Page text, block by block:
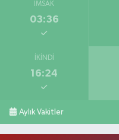
İMSAK
03:36
İKINDI
16:24
Aylık Vakitler